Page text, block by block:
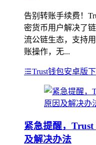
告别转账手续费！
密货币用户解决了
流公链生态，支持
账操作，无...
Trust钱包安卓版
紧急提醒，
及解决办法